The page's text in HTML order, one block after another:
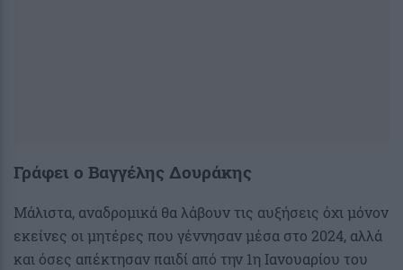
Γράφει ο Βαγγέλης Δουράκης
Μάλιστα, αναδρομικά θα λάβουν τις αυξήσεις όχι μόνον
εκείνες οι μητέρες που γέννησαν μέσα στο 2024, αλλά
και όσες απέκτησαν παιδί από την 1η Ιανουαρίου του